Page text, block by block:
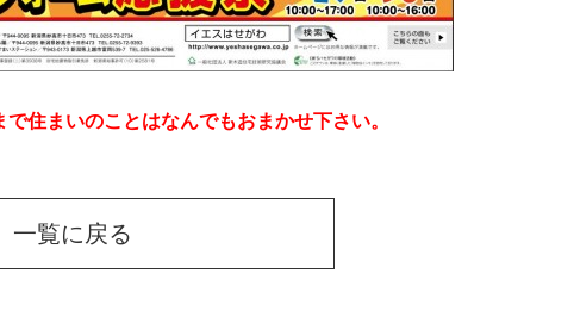
住まいのことはなんでもおまかせ下さい。
一覧に戻る